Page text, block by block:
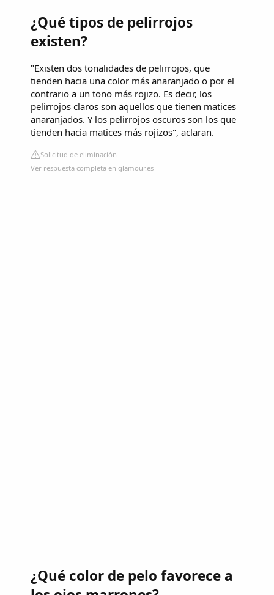
¿Qué tipos de pelirrojos
existen?
"Existen dos tonalidades de pelirrojos, que
tienden hacia una color más anaranjado o por el
contrario a un tono más rojizo. Es decir, los
pelirrojos claros son aquellos que tienen matices
anaranjados. Y los pelirrojos oscuros son los que
tienden hacia matices más rojizos", aclaran.
Solicitud de eliminación
Ver respuesta completa en glamour.es
¿Qué color de pelo favorece a